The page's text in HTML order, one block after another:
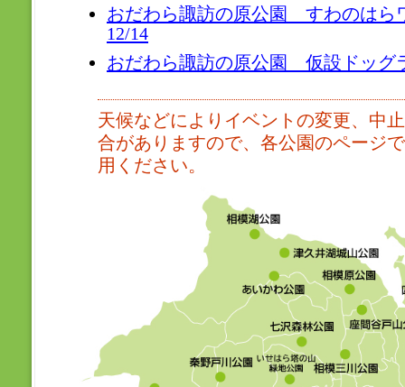
おだわら諏訪の原公園 すわのはら
12/14
おだわら諏訪の原公園 仮設ドッグ
天候などによりイベントの変更、中
合がありますので、各公園のページ
用ください。